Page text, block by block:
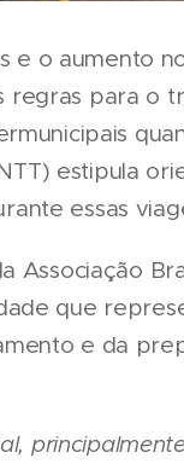
e o aumento
regras para o
estipula
essas
Associação
que
e da